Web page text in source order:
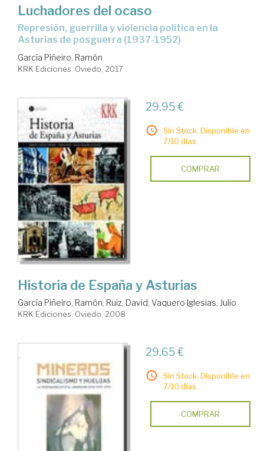
Luchadores del ocaso
represión, guerrilla y violencia política en la
Asturias de posguerra (1937-1952)
García Piñeiro, Ramón
KRK Ediciones. Oviedo, 2017
29,95 €
Sin Stock. Disponible en
7/10 días.
COMPRAR
Historia de España y Asturias
García Piñeiro, Ramón; Ruiz, David; Vaquero Iglesias, Julio
KRK Ediciones. Oviedo, 2008
29,65 €
Sin Stock. Disponible en
7/10 días.
COMPRAR